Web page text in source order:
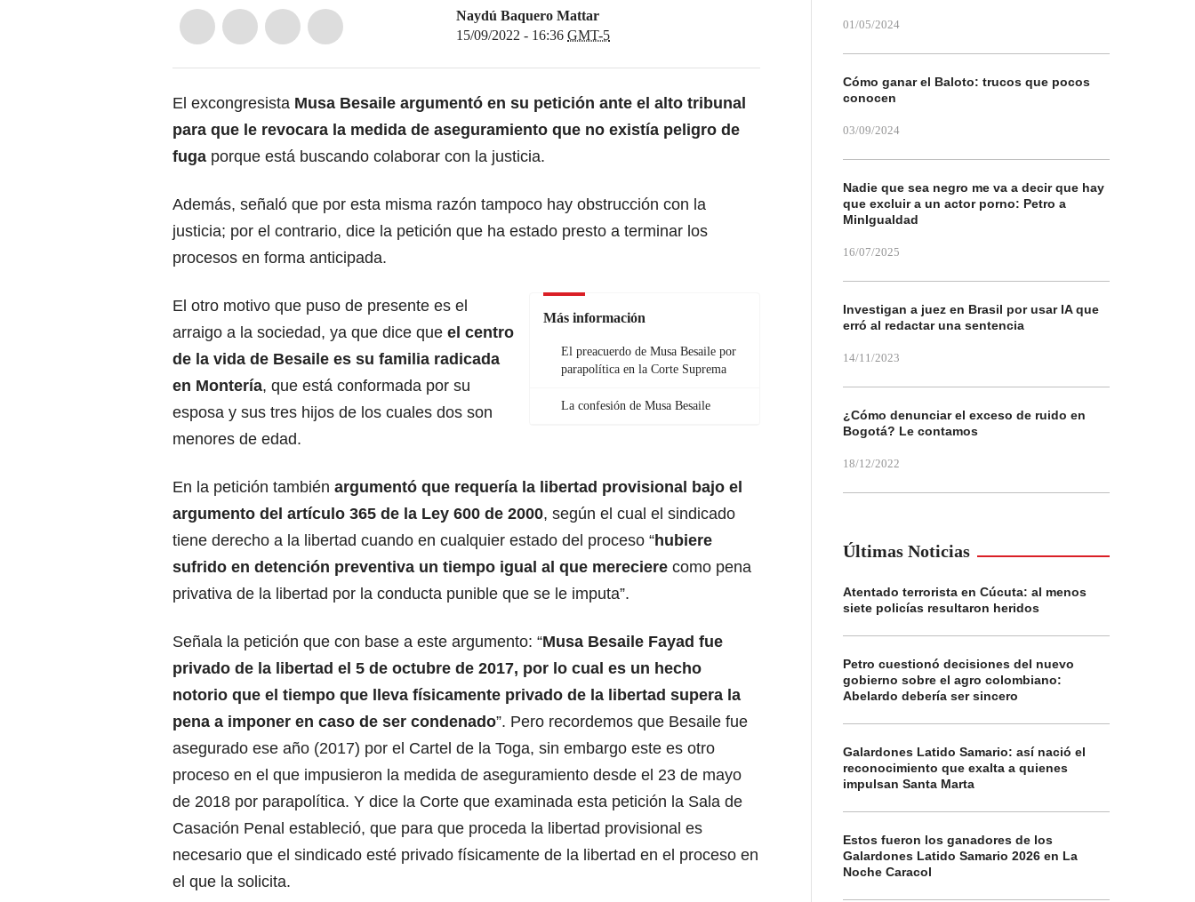
Naydú Baquero Mattar
15/09/2022 - 16:36 GMT-5
El excongresista Musa Besaile argumentó en su petición ante el alto tribunal
para que le revocara la medida de aseguramiento que no existía peligro de
fuga porque está buscando colaborar con la justicia.
Además, señaló que por esta misma razón tampoco hay obstrucción con la
justicia; por el contrario, dice la petición que ha estado presto a terminar los
procesos en forma anticipada.
Más información
El preacuerdo de Musa Besaile por
parapolítica en la Corte Suprema
La confesión de Musa Besaile
El otro motivo que puso de presente es el
arraigo a la sociedad, ya que dice que el centro
de la vida de Besaile es su familia radicada
en Montería, que está conformada por su
esposa y sus tres hijos de los cuales dos son
menores de edad.
En la petición también argumentó que requería la libertad provisional bajo el
argumento del artículo 365 de la Ley 600 de 2000, según el cual el sindicado
tiene derecho a la libertad cuando en cualquier estado del proceso “hubiere
sufrido en detención preventiva un tiempo igual al que mereciere como pena
privativa de la libertad por la conducta punible que se le imputa”.
Señala la petición que con base a este argumento: “Musa Besaile Fayad fue
privado de la libertad el 5 de octubre de 2017, por lo cual es un hecho
notorio que el tiempo que lleva físicamente privado de la libertad supera la
pena a imponer en caso de ser condenado”. Pero recordemos que Besaile fue
asegurado ese año (2017) por el Cartel de la Toga, sin embargo este es otro
proceso en el que impusieron la medida de aseguramiento desde el 23 de mayo
de 2018 por parapolítica. Y dice la Corte que examinada esta petición la Sala de
Casación Penal estableció, que para que proceda la libertad provisional es
necesario que el sindicado esté privado físicamente de la libertad en el proceso en
el que la solicita.
01/05/2024
Cómo ganar el Baloto: trucos que pocos
conocen
03/09/2024
Nadie que sea negro me va a decir que hay
que excluir a un actor porno: Petro a
MinIgualdad
16/07/2025
Investigan a juez en Brasil por usar IA que
erró al redactar una sentencia
14/11/2023
¿Cómo denunciar el exceso de ruido en
Bogotá? Le contamos
18/12/2022
Últimas Noticias
Atentado terrorista en Cúcuta: al menos
siete policías resultaron heridos
Petro cuestionó decisiones del nuevo
gobierno sobre el agro colombiano:
Abelardo debería ser sincero
Galardones Latido Samario: así nació el
reconocimiento que exalta a quienes
impulsan Santa Marta
Estos fueron los ganadores de los
Galardones Latido Samario 2026 en La
Noche Caracol